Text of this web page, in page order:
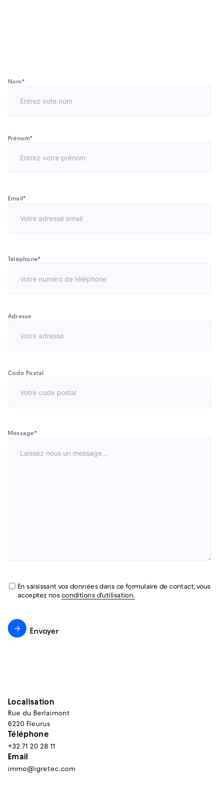
Localisation
Rue du Berlaimont
Téléphone
+32 71 20 28 11
Email
immo@igretec.com
Nom*
Prénom*
Email *
Téléphone*
Adresse
Code Postal
Message*
Conditions
En saisissant vos données dans ce formulaire de contact, vous
acceptez nos conditions d'utilisation.